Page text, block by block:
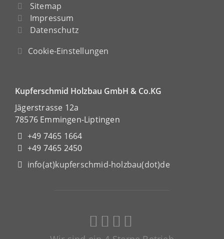
Sitemap
Impressum
Datenschutz
Cookie-Einstellungen
Kupferschmid Holzbau GmbH & Co.KG
Jägerstrasse 12a
78576 Emmingen-Liptingen
+49 7465 1664
+49 7465 2450
info(at)kupferschmid-holzbau(dot)de